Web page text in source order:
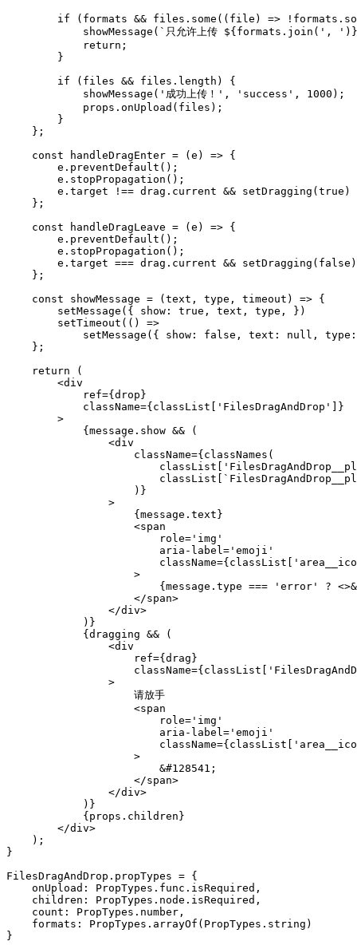
if (formats && files.some((file) =>
showMessage(`只允许上传 ${formats.join(',
            return;
        }
        if (files && files.length) {
            showMessage('成功上传！', 'success', 1000);
            props.onUpload(files);
        }
    };
    const handleDragEnter = (e) => {
        e.preventDefault();
        e.stopPropagation();
        e.target !== drag.current && setDragging(true)
    };
    const handleDragLeave = (e) => {
        e.preventDefault();
        e.stopPropagation();
        e.target === drag.current && setDragging(false)
    };
    const showMessage = (text, type, timeout) => {
        setMessage({ show: true, text, type, })
        setTimeout(() =>
setMessage({ show: false, text: null,
    };
    return (
        <div
            ref={drop}
            className={classList['FilesDragAndDrop']}
        >
            {message.show && (
                <div
                    className={classNames(
                    )}
                >
                    {message.text}
                    <span
                        role='img'
                        aria-label='emoji'
                    >
{message.type === 'error' ?
                    </span>
                </div>
            )}
            {dragging && (
                <div
                    ref={drag}
                >
                    请放手
                    <span
                        role='img'
                        aria-label='emoji'
                    >
                        &#128541;
                    </span>
                </div>
            )}
            {props.children}
        </div>
    );
}
FilesDragAndDrop.propTypes = {
    onUpload: PropTypes.func.isRequired,
    children: PropTypes.node.isRequired,
    count: PropTypes.number,
    formats: PropTypes.arrayOf(PropTypes.string)
}